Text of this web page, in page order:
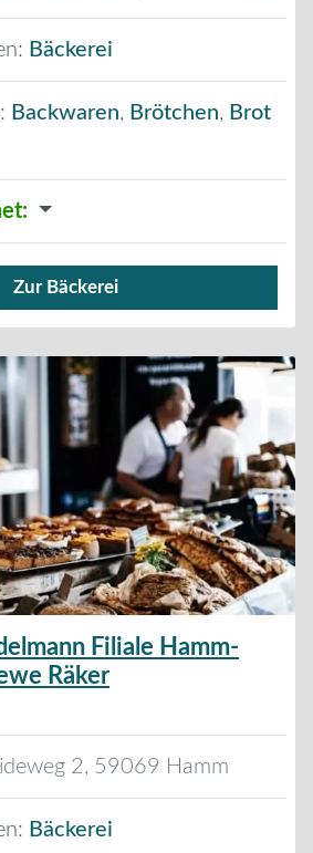
Bäckerei
Backwaren, Brötchen, Brot
:
Zur Bäckerei
Filiale Hamm-
Räker
2, 59069 Hamm
Bäckerei